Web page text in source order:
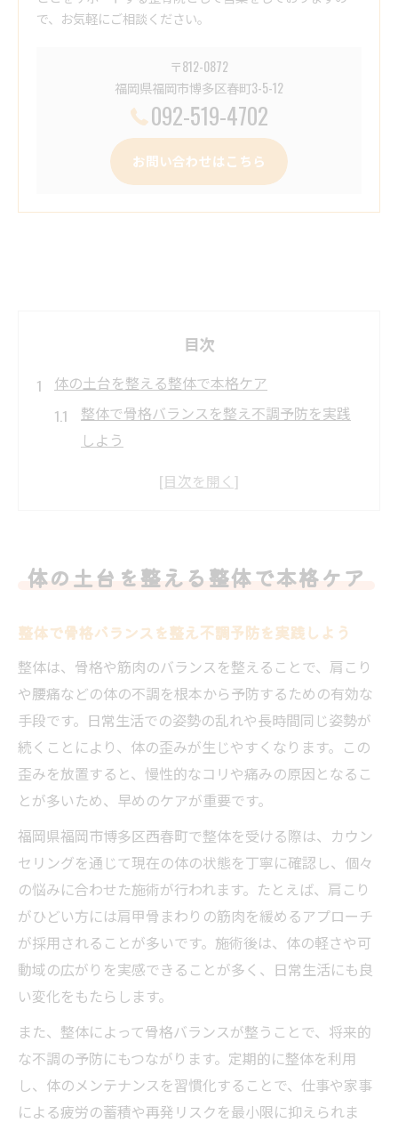
で、お気軽にご相談ください。
〒812-0872
福岡県福岡市博多区春町3-5-12
092-519-4702
お問い合わせはこちら
目次
体の土台を整える整体で本格ケア
整体で骨格バランスを整え不調予防を実践
しよう
方
ント
慢性的な不調の根本原因とは何か
整体で探る慢性的な不調の根本的な原因と
は
整体による筋肉の緊張緩和と歪みの関係性
を解説
の道
整体で明らかになる肩こりや腰痛の本当の
理由
整体施術で生活習慣による不調を見直す方
法
リフレッシュに最適な整体活用法
び
整体で疲労回復を実感できる施術の工夫を
体の土台を整える整体で本格ケア
整体で骨格バランスを整え不調予防を実践しよう
整体は、骨格や筋肉のバランスを整えることで、肩こり
や腰痛などの体の不調を根本から予防するための有効な
手段です。日常生活での姿勢の乱れや長時間同じ姿勢が
続くことにより、体の歪みが生じやすくなります。この
歪みを放置すると、慢性的なコリや痛みの原因となるこ
とが多いため、早めのケアが重要です。
福岡県福岡市博多区西春町で整体を受ける際は、カウン
セリングを通じて現在の体の状態を丁寧に確認し、個々
の悩みに合わせた施術が行われます。たとえば、肩こり
がひどい方には肩甲骨まわりの筋肉を緩めるアプローチ
が採用されることが多いです。施術後は、体の軽さや可
動域の広がりを実感できることが多く、日常生活にも良
い変化をもたらします。
また、整体によって骨格バランスが整うことで、将来的
な不調の予防にもつながります。定期的に整体を利用
し、体のメンテナンスを習慣化することで、仕事や家事
による疲労の蓄積や再発リスクを最小限に抑えられま